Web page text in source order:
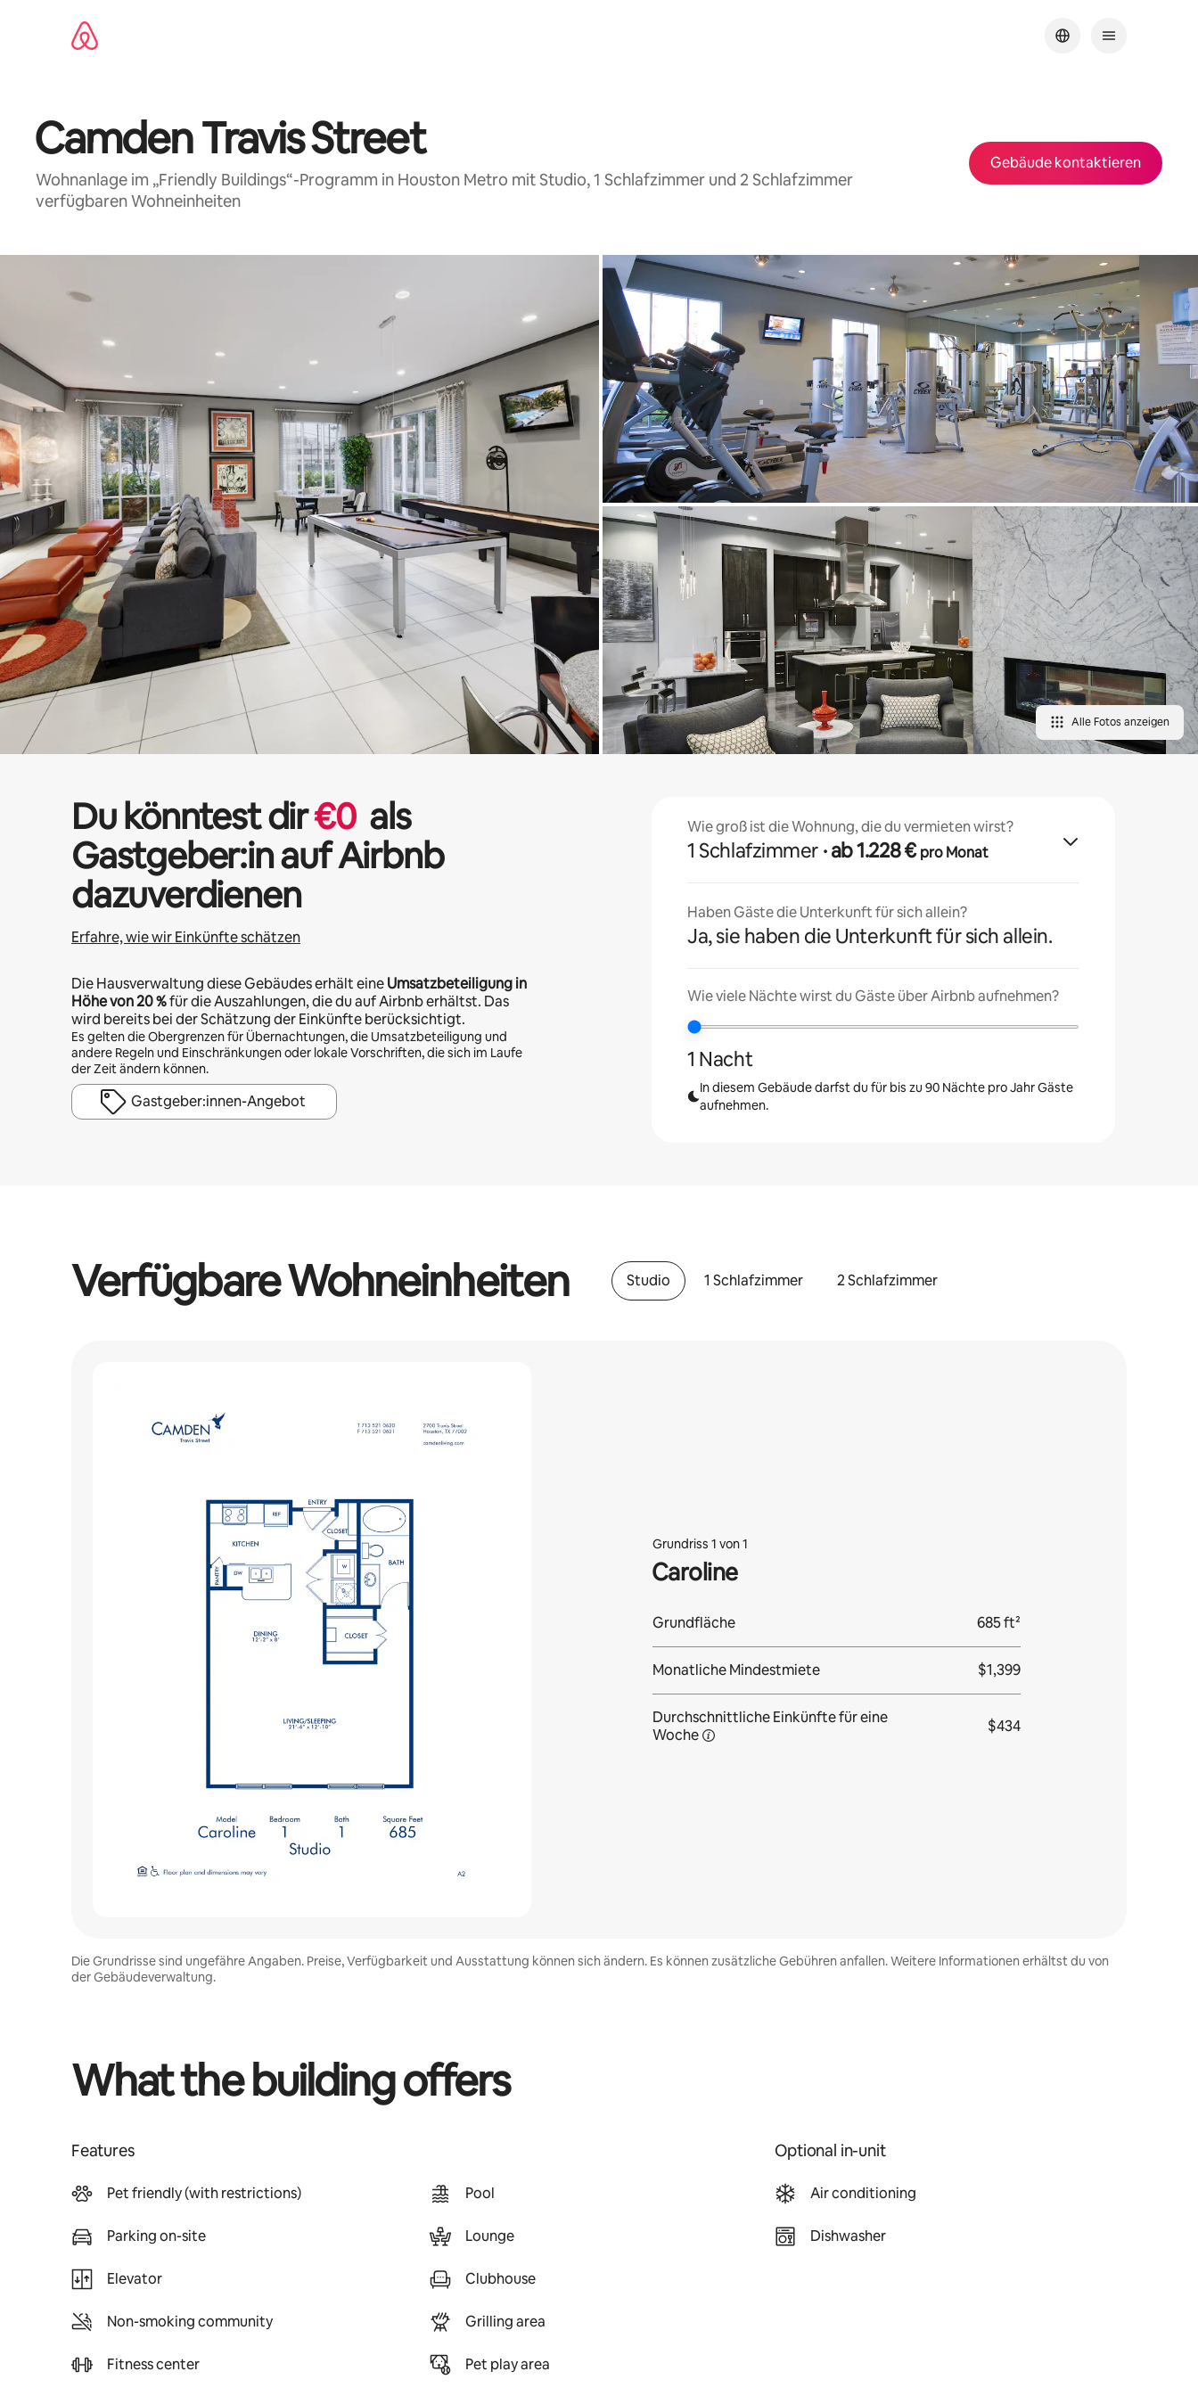
Camden Travis Street
Wohnanlage im „Friendly Buildings“-Programm in Houston Metro mit Studio, 1 Schlafzimmer und 2 Schlafzimmer
verfügbaren Wohneinheiten
Gebäude kontaktieren
Alle Fotos anzeigen
Du könntest dir€0 als
Gastgeber:in auf Airbnb
dazuverdienen
Erfahre, wie wir Einkünfte schätzen
Die Hausverwaltung diese Gebäudes erhält eineUmsatzbeteiligung in
Höhe von20 %für die Auszahlungen, die du auf Airbnb erhältst. Das
wird bereits bei der Schätzung der Einkünfte berücksichtigt.
Es gelten die Obergrenzen für Übernachtungen, die Umsatzbeteiligung und
andere Regeln und Einschränkungen oder lokale Vorschriften, die sich im Laufe
der Zeit ändern können.
Gastgeber:innen-Angebot
Wie groß ist die Wohnung, die du vermieten wirst?
1 Schlafzimmer · ab 1.228 €pro Monat
Haben Gäste die Unterkunft für sich allein?
Ja, sie haben die Unterkunft für sich allein.
Wie viele Nächte wirst du Gäste über Airbnb aufnehmen?
1 Nacht
In diesem Gebäude darfst du für bis zu 90 Nächte pro Jahr Gäste
aufnehmen.
Verfügbare Wohneinheiten Studio 1 Schlafzimmer 2 Schlafzimmer
Grundriss 1 von 1
Caroline
Grundfläche 685 ft²
Monatliche Mindestmiete $1,399
Durchschnittliche Einkünfte für eine
Woche
$434
Die Grundrisse sind ungefähre Angaben. Preise, Verfügbarkeit und Ausstattung können sich ändern. Es können zusätzliche Gebühren anfallen. Weitere Informationen erhältst du von
der Gebäudeverwaltung.
What the building offers
Features
Pet friendly (with restrictions)
Parking on-site
Elevator
Non-smoking community
Fitness center
Pool
Lounge
Clubhouse
Grilling area
Pet play area
Optional in-unit
Air conditioning
Dishwasher